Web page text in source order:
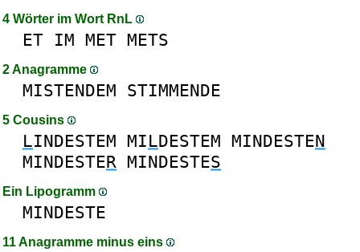
4 Wörter im Wort RnL
ET IM MET METS
2 Anagramme
MISTENDEM STIMMENDE
5 Cousins
LINDESTEM MILDESTEM MINDESTEN
MINDESTER MINDESTES
Ein Lipogramm
MINDESTE
11 Anagramme minus eins